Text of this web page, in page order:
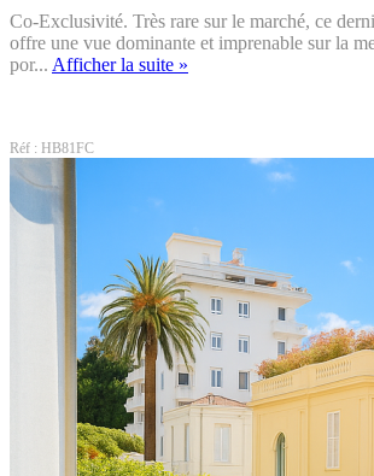
Co-Exclusivité. Très rare sur le marché, ce
offre une vue dominante et imprenable sur la
por... Afficher la suite »
Réf : HB81FC